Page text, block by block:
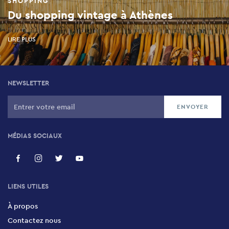
Du shopping vintage à Athènes
LIRE PLUS
NEWSLETTER
MÉDIAS SOCIAUX
LIENS UTILES
À propos
Contactez nous